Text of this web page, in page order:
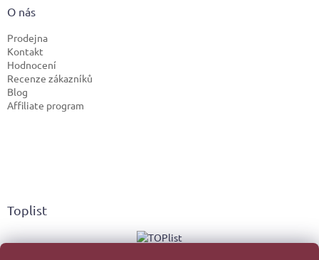
O nás
Prodejna
Kontakt
Hodnocení
Recenze zákazníků
Blog
Affiliate program
Toplist